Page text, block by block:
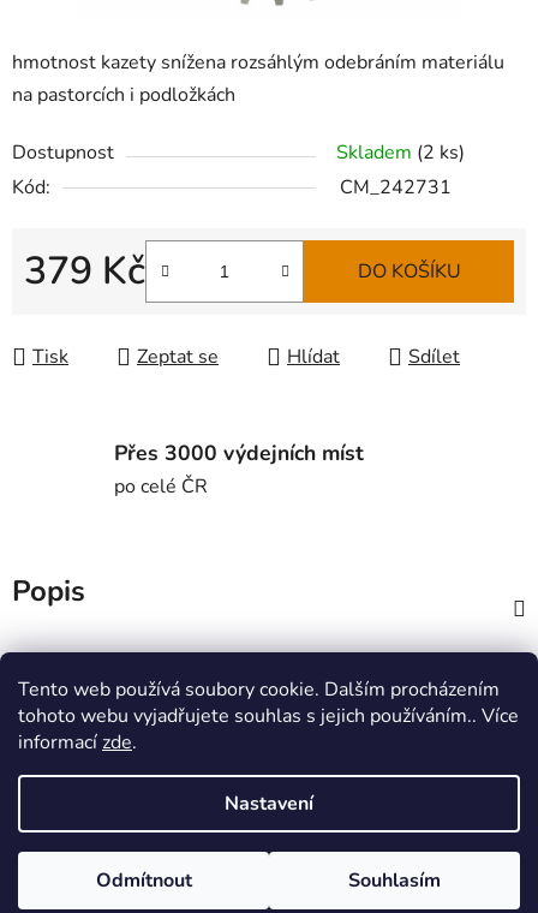
Tento web používá soubory cookie. Dalším procházením
tohoto webu vyjadřujete souhlas s jejich používáním.. Více
informacízde.
Nastavení
Odmítnout Souhlasím
hmotnost kazety snížena rozsáhlým odebráním materiálu
na pastorcích i podložkách
Dostupnost Skladem (2 ks)
Kód:
CM_242731
379 Kč DO KOŠÍKU
Tisk Zeptat se Hlídat Sdílet
Přes 3000 výdejních míst
po celé ČR
Popis
MTWorkout Fitness prcek
Centrum environmentální výchovy Stolístek
Vytvořil Shoptet